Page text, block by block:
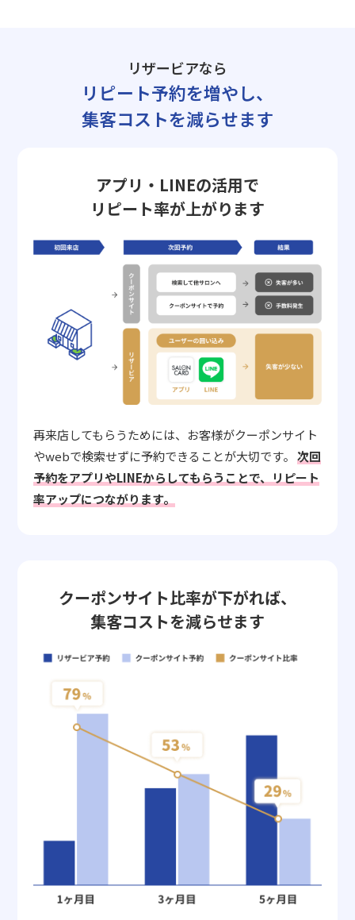
リザービアなら
リピート予約を増やし、
集客コストを減らせます
アプリ・LINEの活用で
リピート率が上がります
再来店してもらうためには、お客様がクーポンサイト
やwebで検索せずに予約できることが大切です。 次回
予約をアプリやLINEからしてもらうことで、リピート
率アップにつながります。
クーポンサイト比率が下がれば、
集客コストを減らせます